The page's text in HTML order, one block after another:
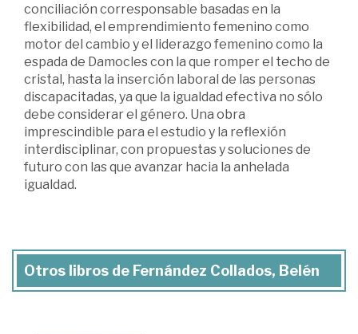
conciliación corresponsable basadas en la
flexibilidad, el emprendimiento femenino como
motor del cambio y el liderazgo femenino como la
espada de Damocles con la que romper el techo de
cristal, hasta la inserción laboral de las personas
discapacitadas, ya que la igualdad efectiva no sólo
debe considerar el género. Una obra
imprescindible para el estudio y la reflexión
interdisciplinar, con propuestas y soluciones de
futuro con las que avanzar hacia la anhelada
igualdad.
Otros libros de Fernández Collados, Belén